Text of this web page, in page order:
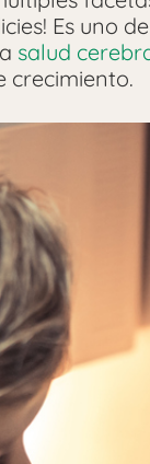
Es uno
salud
crecimiento.